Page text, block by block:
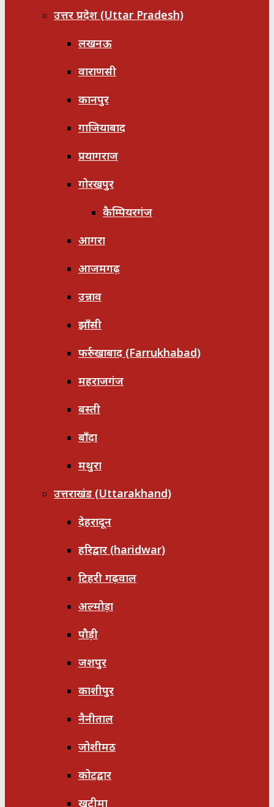
उत्तर प्रदेश (Uttar Pradesh)
लखनऊ
वाराणसी
कानपुर
गाजियाबाद
प्रयागराज
गोरखपुर
कैम्पियरगंज
आगरा
आजमगढ़
उन्नाव
झाँसी
फर्रुखाबाद (Farrukhabad)
महराजगंज
बस्ती
बाँदा
मथुरा
उत्तराखंड (Uttarakhand)
देहरादून
हरिद्वार (haridwar)
टिहरी गढ़वाल
अल्मोड़ा
पौड़ी
जशपुर
काशीपुर
नैनीताल
जोशीमठ
कोटद्वार
खटीमा